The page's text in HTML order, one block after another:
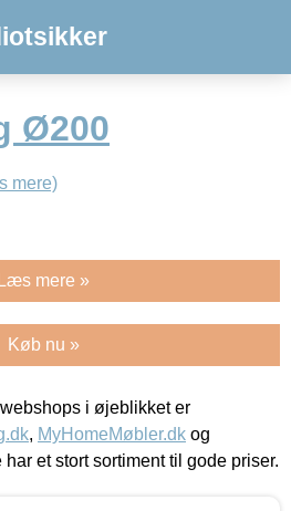
Ø200
mere)
Læs mere »
Køb nu »
i øjeblikket er
, MyHomeMøbler.dk og
har et stort sortiment til gode priser.